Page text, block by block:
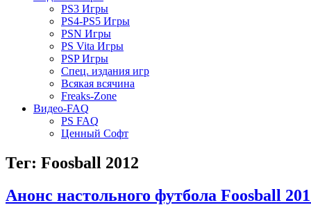
PS3 Игры
PS4-PS5 Игры
PSN Игры
PS Vita Игры
PSP Игры
Спец. издания игр
Всякая всячина
Freaks-Zone
Видео-FAQ
PS FAQ
Ценный Софт
Тег: Foosball 2012
Анонс настольного футбола Foosball